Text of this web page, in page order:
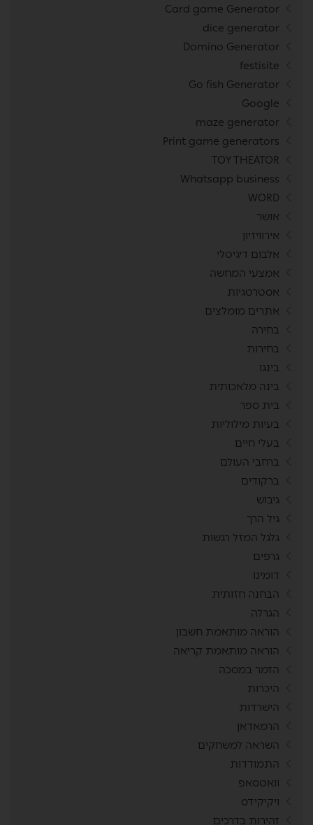
Card game Generator
dice generator
Domino Generator
festisite
Go fish Generator
Google
maze generator
Print game generators
TOY THEATOR
Whatsapp business
WORD
אושר
אירוויזיון
אלבום דיגיטלי
אמצעי המחשה
אסטרטגיות
אתרים מומלצים
בחירה
בחירות
בינגו
בינה מלאכותית
בית ספר
בעיות מילוליות
בעלי חיים
ברחבי העולם
ברקודים
גיבוש
גיל הרך
גלגל המזל רגשות
גרפים
דומינו
הבחנה חזותית
הגרלה
הוראה מותאמת חשבון
הוראה מותאמת קריאה
הזמר במסכה
היכרות
הישרדות
הרמאדאן
השראה למשחקים
התמודדות
וואטסאפ
ויקיקידס
זהירות בדרכים